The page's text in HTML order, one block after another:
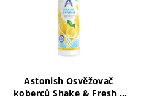
Astonish Osvěžovač
koberců Shake & Fresh s